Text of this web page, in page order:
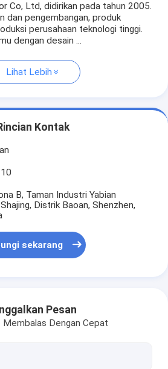
Co, Ltd, didirikan pada tahun 2005.
dan pengembangan, produk
perusahaan teknologi tinggi.
dengan desain ...
Lihat Lebih
Kontak
B, Taman Industri Yabian
Distrik Baoan, Shenzhen,
sekarang
Pesan
Membalas Dengan Cepat